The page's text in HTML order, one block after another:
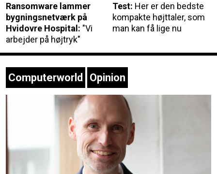
Ransomware lammer
bygningsnetværk på
Hvidovre Hospital: "Vi
arbejder på højtryk"
Test: Her er den bedste
kompakte højttaler, som
man kan få lige nu
Computerworld Opinion